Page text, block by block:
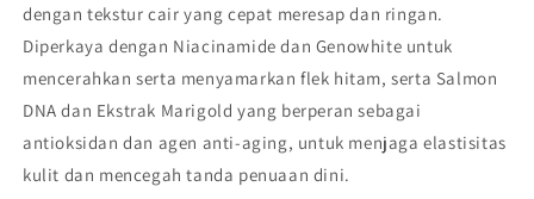
dengan tekstur cair yang cepat meresap dan ringan.
Diperkaya dengan Niacinamide dan Genowhite untuk
mencerahkan serta menyamarkan flek hitam, serta Salmon
DNA dan Ekstrak Marigold yang berperan sebagai
antioksidan dan agen anti-aging, untuk menjaga elastisitas
kulit dan mencegah tanda penuaan dini.